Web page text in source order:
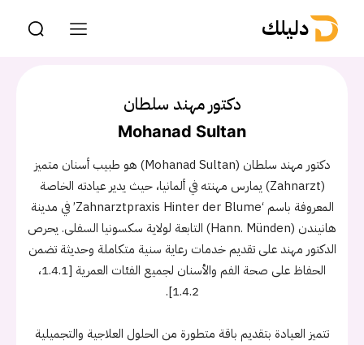
دليلك
دكتور مهند سلطان
Mohanad Sultan
دكتور مهند سلطان (Mohanad Sultan) هو طبيب أسنان متميز
(Zahnarzt) يمارس مهنته في ألمانيا، حيث يدير عيادته الخاصة
المعروفة باسم ‘Zahnarztpraxis Hinter der Blume’ في مدينة
هانيندن (Hann. Münden) التابعة لولاية سكسونيا السفلى. يحرص
الدكتور مهند على تقديم خدمات رعاية سنية متكاملة وحديثة تضمن
الحفاظ على صحة الفم والأسنان لجميع الفئات العمرية [1.4.1،
1.4.2].
تتميز العيادة بتقديم باقة متطورة من الحلول العلاجية والتجميلية